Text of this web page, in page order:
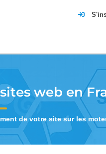
web en
de votre site sur les